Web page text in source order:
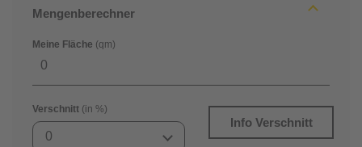
Mengenberechner
Meine Fläche (qm)
Verschnitt (in %)
0
Info Verschnitt